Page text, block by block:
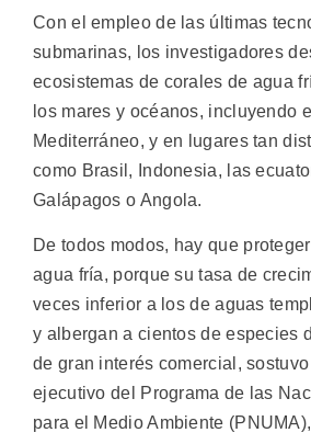
Con el empleo de las últimas
submarinas, los investigadores
ecosistemas de corales de agua
los mares y océanos, incluyendo
Mediterráneo, y en lugares tan
como Brasil, Indonesia, las
Galápagos o Angola.
De todos modos, hay que
agua fría, porque su tasa de
veces inferior a los de aguas
y albergan a cientos de especies
de gran interés comercial,
ejecutivo del Programa de las
para el Medio Ambiente